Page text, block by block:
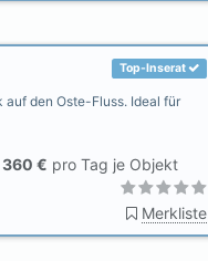
Top-Inserat
den Oste-Fluss. Ideal für
360 € pro Tag je Objekt
Merkliste